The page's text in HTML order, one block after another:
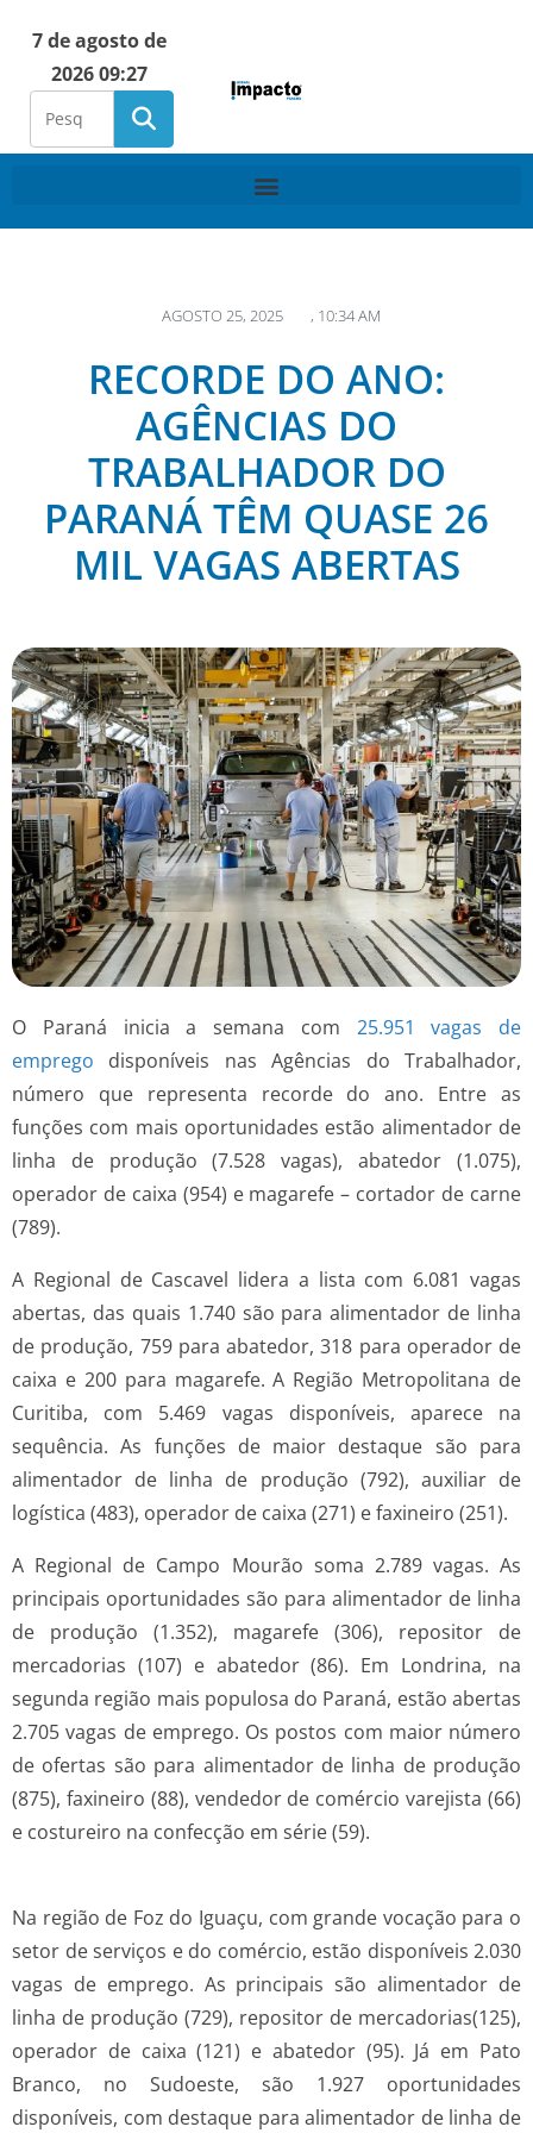
7 de agosto de
2026 09:27
AGOSTO 25, 2025 , 10:34 AM
RECORDE DO ANO:
AGÊNCIAS DO
TRABALHADOR DO
PARANÁ TÊM QUASE 26
MIL VAGAS ABERTAS
O Paraná inicia a semana com 25.951 vagas de
emprego disponíveis nas Agências do Trabalhador,
número que representa recorde do ano. Entre as
funções com mais oportunidades estão alimentador de
linha de produção (7.528 vagas), abatedor (1.075),
operador de caixa (954) e magarefe – cortador de carne
(789).
A Regional de Cascavel lidera a lista com 6.081 vagas
abertas, das quais 1.740 são para alimentador de linha
de produção, 759 para abatedor, 318 para operador de
caixa e 200 para magarefe. A Região Metropolitana de
Curitiba, com 5.469 vagas disponíveis, aparece na
sequência. As funções de maior destaque são para
alimentador de linha de produção (792), auxiliar de
logística (483), operador de caixa (271) e faxineiro (251).
A Regional de Campo Mourão soma 2.789 vagas. As
principais oportunidades são para alimentador de linha
de produção (1.352), magarefe (306), repositor de
mercadorias (107) e abatedor (86). Em Londrina, na
segunda região mais populosa do Paraná, estão abertas
2.705 vagas de emprego. Os postos com maior número
de ofertas são para alimentador de linha de produção
(875), faxineiro (88), vendedor de comércio varejista (66)
e costureiro na confecção em série (59).
Na região de Foz do Iguaçu, com grande vocação para o
setor de serviços e do comércio, estão disponíveis 2.030
vagas de emprego. As principais são alimentador de
linha de produção (729), repositor de mercadorias(125),
operador de caixa (121) e abatedor (95). Já em Pato
Branco, no Sudoeste, são 1.927 oportunidades
disponíveis, com destaque para alimentador de linha de